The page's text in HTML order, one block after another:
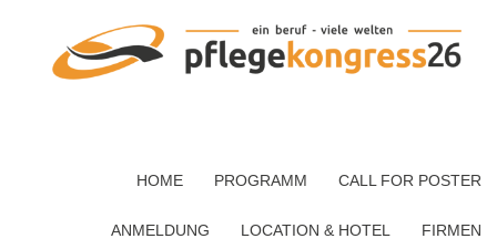
HOME PROGRAMM CALL FOR POSTER
ANMELDUNG LOCATION & HOTEL FIRMEN